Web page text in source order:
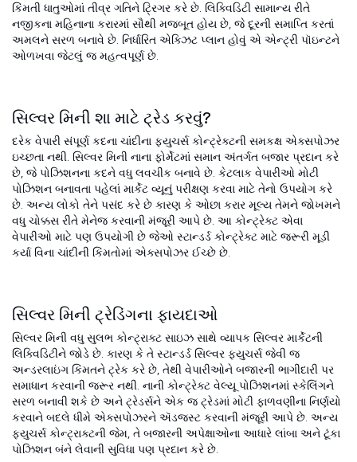
કિંમતી ધાતુઓમાં તીવ્ર ગતિને ટ્રિગર કરે છે. લિક્વિડિટી સામાન્ય રીતે
નજીકના મહિનાના કરારમાં સૌથી મજબૂત હોય છે, જે દૂરની સમાપ્તિ કરતાં
અમલને સરળ બનાવે છે. નિર્ધારિત એક્ઝિટ પ્લાન હોવું એ એન્ટ્રી પૉઇન્ટને
ઓળખવા જેટલું જ મહત્વપૂર્ણ છે.
સિલ્વર મિની શા માટે ટ્રેડ કરવું?
દરેક વેપારી સંપૂર્ણ કદના ચાંદીના ફ્યુચર્સ કોન્ટ્રેક્ટની સમકક્ષ એક્સપોઝર
ઇચ્છતા નથી. સિલ્વર મિની નાના ફોર્મેટમાં સમાન અંતર્ગત બજાર પ્રદાન કરે
છે, જે પોઝિશનના કદને વધુ લવચીક બનાવે છે. કેટલાક વેપારીઓ મોટી
પોઝિશન બનાવતા પહેલાં માર્કેટ વ્યૂનું પરીક્ષણ કરવા માટે તેનો ઉપયોગ કરે
છે. અન્ય લોકો તેને પસંદ કરે છે કારણ કે ઓછા કરાર મૂલ્ય તેમને જોખમને
વધુ ચોક્કસ રીતે મેનેજ કરવાની મંજૂરી આપે છે. આ કોન્ટ્રેક્ટ એવા
વેપારીઓ માટે પણ ઉપયોગી છે જેઓ સ્ટાન્ડર્ડ કોન્ટ્રેક્ટ માટે જરૂરી મૂડી
કર્યા વિના ચાંદીની કિંમતોમાં એક્સપોઝર ઈચ્છે છે.
સિલ્વર મિની ટ્રેડિંગના ફાયદાઓ
સિલ્વર મિની વધુ સુલભ કોન્ટ્રાક્ટ સાઇઝ સાથે વ્યાપક સિલ્વર માર્કેટની
લિક્વિડિટીને જોડે છે. કારણ કે તે સ્ટાન્ડર્ડ સિલ્વર ફ્યુચર્સ જેવી જ
અન્ડરલાઇંગ કિંમતને ટ્રેક કરે છે, તેથી વેપારીઓને બજારની ભાગીદારી પર
સમાધાન કરવાની જરૂર નથી. નાની કોન્ટ્રેક્ટ વેલ્યૂ પોઝિશનમાં સ્કેલિંગને
સરળ બનાવી શકે છે અને ટ્રેડર્સને એક જ ટ્રેડમાં મોટી ફાળવણીના નિર્ણયો
કરવાને બદલે ધીમે એક્સપોઝરને ઍડજસ્ટ કરવાની મંજૂરી આપે છે. અન્ય
ફ્યુચર્સ કોન્ટ્રાક્ટની જેમ, તે બજારની અપેક્ષાઓના આધારે લાંબા અને ટૂંકા
પોઝિશન બંને લેવાની સુવિધા પણ પ્રદાન કરે છે.